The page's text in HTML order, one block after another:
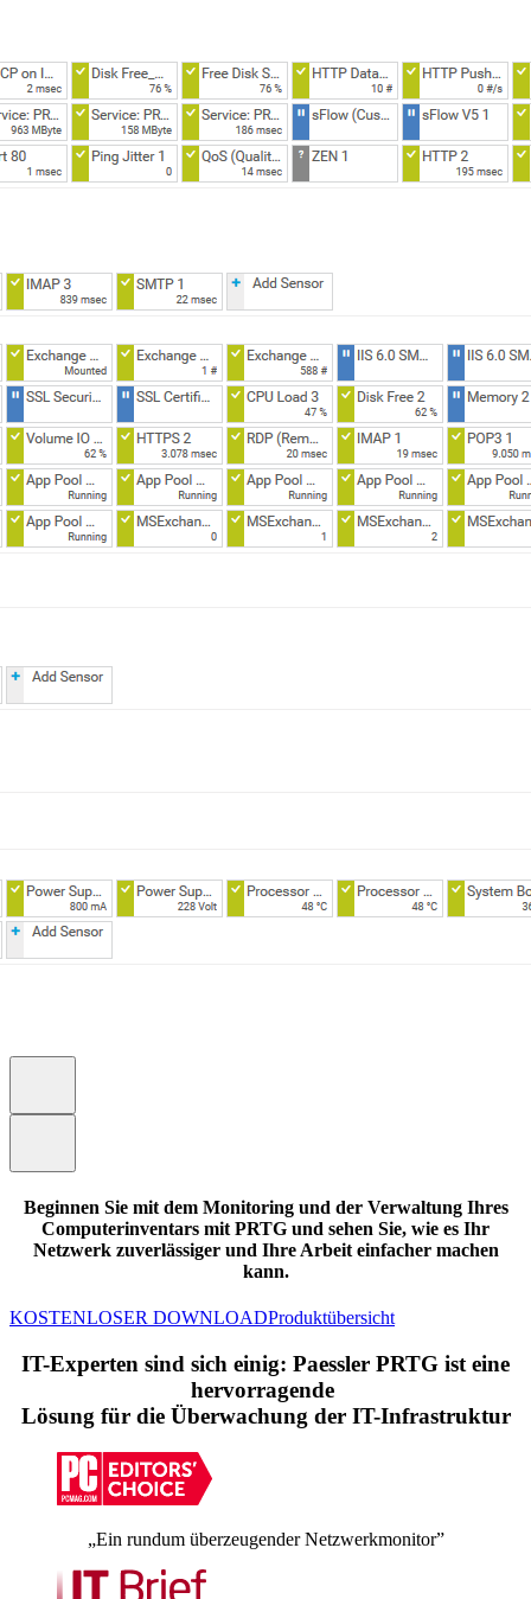
Beginnen Sie mit dem Monitoring und der Verwaltung Ihres
Computerinventars mit PRTG und sehen Sie, wie es Ihr
Netzwerk zuverlässiger und Ihre Arbeit einfacher machen
kann.
KOSTENLOSER DOWNLOADProduktübersicht
IT-Experten sind sich einig: Paessler PRTG ist eine
hervorragende
Lösung für die Überwachung der IT-Infrastruktur
„Ein rundum überzeugender Netzwerkmonitor”